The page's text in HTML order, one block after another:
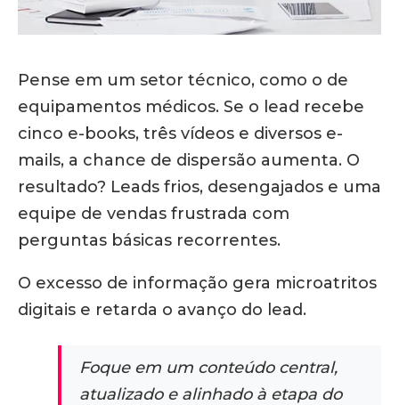
Pense em um setor técnico, como o de
equipamentos médicos. Se o lead recebe
cinco e-books, três vídeos e diversos e-
mails, a chance de dispersão aumenta. O
resultado? Leads frios, desengajados e uma
equipe de vendas frustrada com
perguntas básicas recorrentes.
O excesso de informação gera microatritos
digitais e retarda o avanço do lead.
Foque em um conteúdo central,
atualizado e alinhado à etapa do